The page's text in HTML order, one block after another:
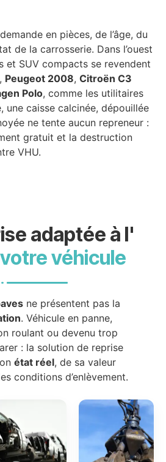
en pièces, de l’âge, du
de la carrosserie. Dans l’ouest
et SUV compacts se revendent
, Peugeot 2008, Citroën C3
Polo, comme les utilitaires
une caisse calcinée, dépouillée
ne tente aucun repreneur :
gratuit et la destruction
VHU.
adaptée à l'
véhicule
ne présentent pas la
. Véhicule en panne,
roulant ou devenu trop
: la solution de reprise
état réel, de sa valeur
conditions d’enlèvement.